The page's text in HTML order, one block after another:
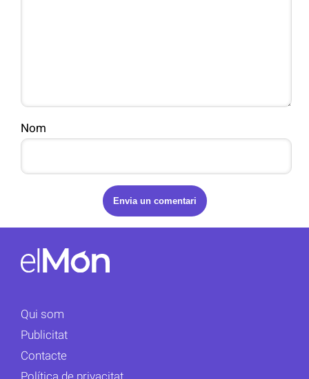
Nom
Qui som
Publicitat
Contacte
Política de privacitat